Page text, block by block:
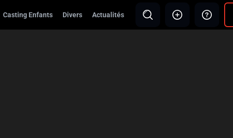
Casting Enfants Divers Actualités